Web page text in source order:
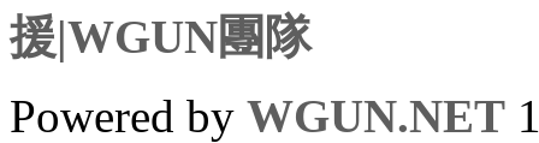
援|WGUN團隊
Powered by WGUN.NET